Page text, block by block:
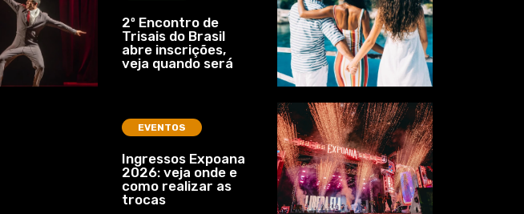
2º Encontro de
Trisais do Brasil
abre inscrições,
veja quando será
EVENTOS
Ingressos Expoana
2026: veja onde e
como realizar as
trocas